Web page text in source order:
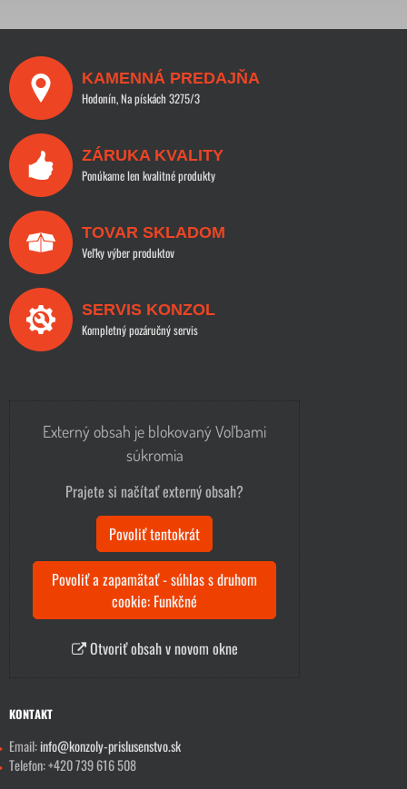
KAMENNÁ PREDAJŇA
Hodonín, Na pískách 3275/3
ZÁRUKA KVALITY
Ponúkame len kvalitné produkty
TOVAR SKLADOM
Veľky výber produktov
SERVIS KONZOL
Kompletný pozáručný servis
Externý obsah je blokovaný Voľbami
súkromia
Prajete si načítať externý obsah?
Povoliť tentokrát
Povoliť a zapamätať - súhlas s druhom
cookie: Funkčné
Otvoriť obsah v novom okne
KONTAKT
Email:info@konzoly-prislusenstvo.sk
Telefon: +420 739 616 508